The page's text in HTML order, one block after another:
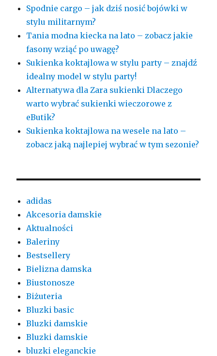
Spodnie cargo – jak dziś nosić bojówki w
stylu militarnym?
Tania modna kiecka na lato – zobacz jakie
fasony wziąć po uwagę?
Sukienka koktajlowa w stylu party – znajdź
idealny model w stylu party!
Alternatywa dla Zara sukienki Dlaczego
warto wybrać sukienki wieczorowe z
eButik?
Sukienka koktajlowa na wesele na lato –
zobacz jaką najlepiej wybrać w tym sezonie?
adidas
Akcesoria damskie
Aktualności
Baleriny
Bestsellery
Bielizna damska
Biustonosze
Biżuteria
Bluzki basic
Bluzki damskie
Bluzki damskie
bluzki eleganckie